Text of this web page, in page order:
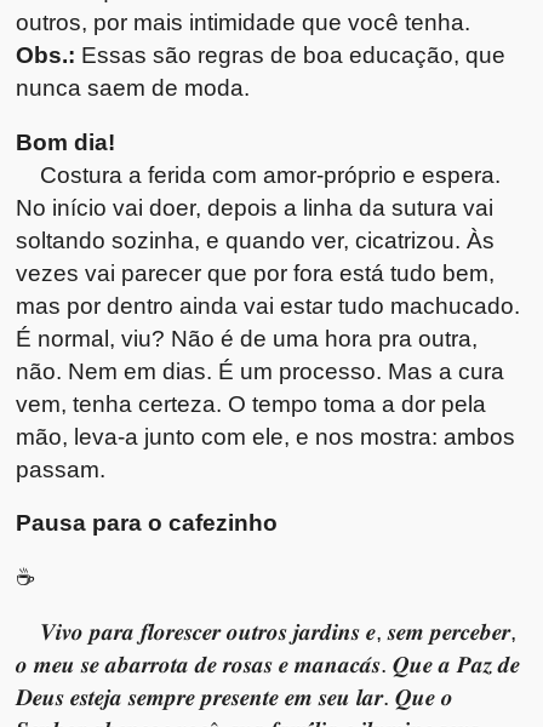
outros, por mais intimidade que você tenha.
Obs.: Essas são regras de boa educação, que
nunca saem de moda.
Bom dia!
Costura a ferida com amor-próprio e espera.
No início vai doer, depois a linha da sutura vai
soltando sozinha, e quando ver, cicatrizou. Às
vezes vai parecer que por fora está tudo bem,
mas por dentro ainda vai estar tudo machucado.
É normal, viu? Não é de uma hora pra outra,
não. Nem em dias. É um processo. Mas a cura
vem, tenha certeza. O tempo toma a dor pela
mão, leva-a junto com ele, e nos mostra: ambos
passam.
Pausa para o cafezinho
☕
𝑽𝒊𝒗𝒐 𝒑𝒂𝒓𝒂 𝒇𝒍𝒐𝒓𝒆𝒔𝒄𝒆𝒓 𝒐𝒖𝒕𝒓𝒐𝒔 𝒋𝒂𝒓𝒅𝒊𝒏𝒔 𝒆, 𝒔𝒆𝒎 𝒑𝒆𝒓𝒄𝒆𝒃𝒆𝒓,
𝒐 𝒎𝒆𝒖 𝒔𝒆 𝒂𝒃𝒂𝒓𝒓𝒐𝒕𝒂 𝒅𝒆 𝒓𝒐𝒔𝒂𝒔 𝒆 𝒎𝒂𝒏𝒂𝒄𝒂́𝒔. 𝑸𝒖𝒆 𝒂 𝑷𝒂𝒛 𝒅𝒆
𝑫𝒆𝒖𝒔 𝒆𝒔𝒕𝒆𝒋𝒂 𝒔𝒆𝒎𝒑𝒓𝒆 𝒑𝒓𝒆𝒔𝒆𝒏𝒕𝒆 𝒆𝒎 𝒔𝒆𝒖 𝒍𝒂𝒓. 𝑸𝒖𝒆 𝒐